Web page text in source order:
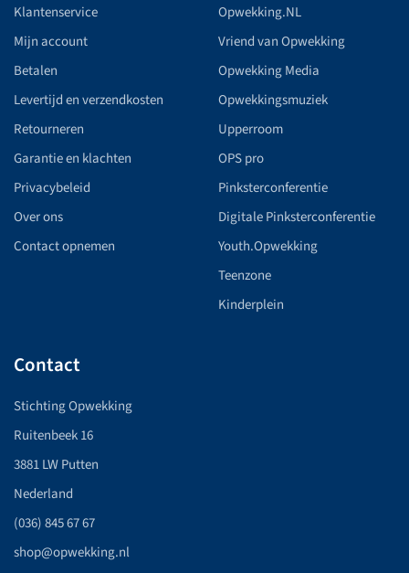
Klantenservice
Mijn account
Betalen
Levertijd en verzendkosten
Retourneren
Garantie en klachten
Privacybeleid
Over ons
Contact opnemen
Opwekking.NL
Vriend van Opwekking
Opwekking Media
Opwekkingsmuziek
Upperroom
OPS pro
Pinksterconferentie
Digitale Pinksterconferentie
Youth.Opwekking
Teenzone
Kinderplein
Contact
Stichting Opwekking
Ruitenbeek 16
3881 LW Putten
Nederland
(036) 845 67 67
shop@opwekking.nl